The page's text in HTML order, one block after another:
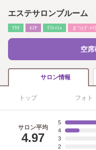
エステサロンブルーム
ﾘﾗｸ ｴｽﾃ ﾘﾌﾚｯｼｭ まつげ･ﾒｲｸ
空
サロン情報
トップ フォト
サロン平均
4.97
5
4
3
2